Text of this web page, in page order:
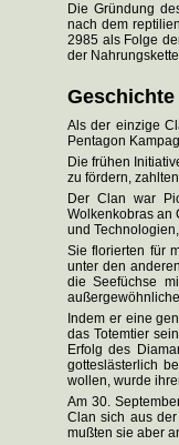
Die Gründung
nach dem
2985 als Folge
der
Geschichte
Als der einzige
Pentagon
Die frühen
zu fördern,
Der Clan war
Wolkenkobras an
und
Sie florierten für
unter den
die Seefüchse
Indem er eine
das Totemtier
Erfolg des
gotteslästerlich
wollen, wurde
Am 30.
Clan sich aus
mußten sie aber